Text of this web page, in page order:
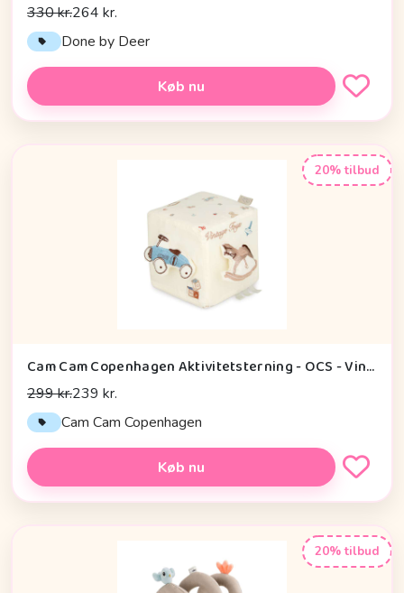
330 kr.264 kr.
Done by Deer
Køb nu
20% tilbud
Cam Cam Copenhagen Aktivitetsterning - OCS - Vintage Toys
299 kr.239 kr.
Cam Cam Copenhagen
Køb nu
20% tilbud